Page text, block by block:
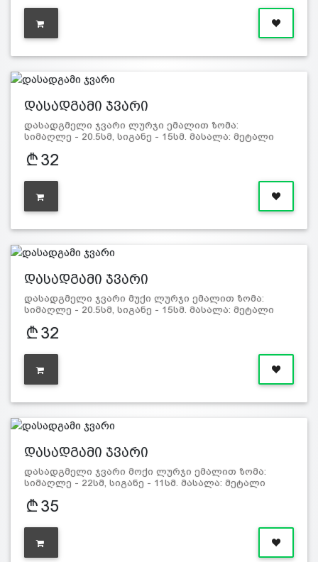
დასადგამი ჯვარი
დასადგმელი ჯვარი ლურჯი ემალით ზომა:
სიმაღლე - 20.5სმ, სიგანე - 15სმ. მასალა: მეტალი
32
დასადგამი ჯვარი
დასადგმელი ჯვარი მუქი ლურჯი ემალით ზომა:
სიმაღლე - 20.5სმ, სიგანე - 15სმ. მასალა: მეტალი
32
დასადგამი ჯვარი
დასადგმელი ჯვარი მოქი ლურჯი ემალით ზომა:
სიმაღლე - 22სმ, სიგანე - 11სმ. მასალა: მეტალი
35